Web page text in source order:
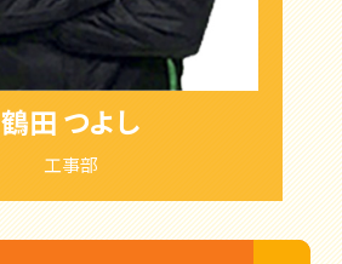
鶴田 つよし
工事部